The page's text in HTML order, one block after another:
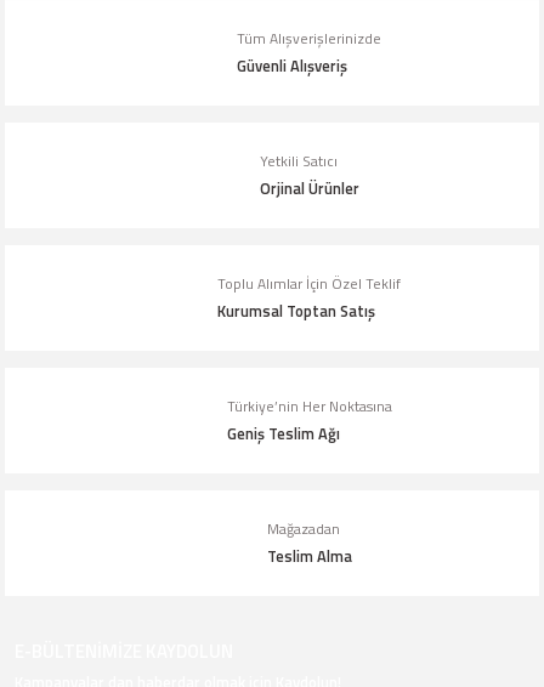
Görüş ve önerileriniz için teşekkür ederiz.
Ürün açıklamasında eksik bilgiler bulunuyor.
Ürün bilgilerinde hatalar bulunuyor.
Gönder
Tüm Alışverişlerinizde
Güvenli Alışveriş
Yetkili Satıcı
Orjinal Ürünler
Toplu Alımlar İçin Özel Teklif
Kurumsal Toptan Satış
Türkiye’nin Her Noktasına
Geniş Teslim Ağı
Mağazadan
Teslim Alma